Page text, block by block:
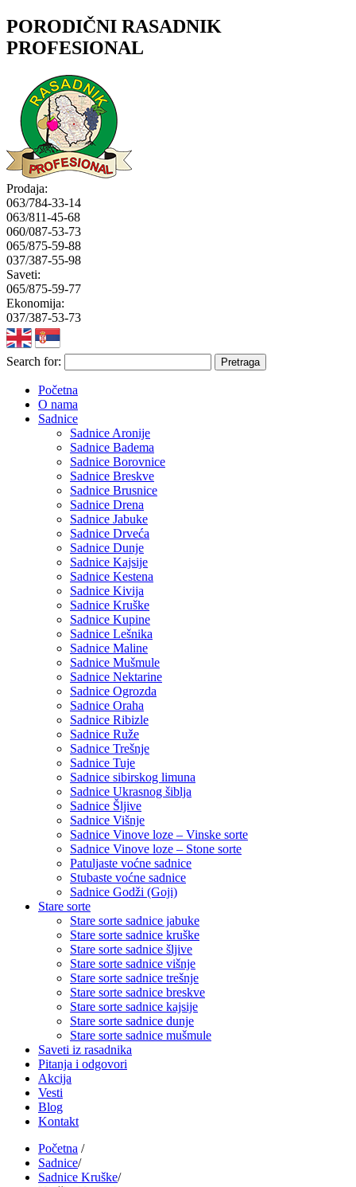
PORODIČNI RASADNIK
PROFESIONAL
Prodaja:
063/784-33-14
063/811-45-68
060/087-53-73
065/875-59-88
037/387-55-98
Saveti:
065/875-59-77
Ekonomija:
037/387-53-73
Search for:
Početna
O nama
Sadnice
Sadnice Aronije
Sadnice Badema
Sadnice Borovnice
Sadnice Breskve
Sadnice Brusnice
Sadnice Drena
Sadnice Jabuke
Sadnice Drveća
Sadnice Dunje
Sadnice Kajsije
Sadnice Kestena
Sadnice Kivija
Sadnice Kruške
Sadnice Kupine
Sadnice Lešnika
Sadnice Maline
Sadnice Mušmule
Sadnice Nektarine
Sadnice Ogrozda
Sadnice Oraha
Sadnice Ribizle
Sadnice Ruže
Sadnice Trešnje
Sadnice Tuje
Sadnice sibirskog limuna
Sadnice Ukrasnog šiblja
Sadnice Šljive
Sadnice Višnje
Sadnice Vinove loze – Vinske sorte
Sadnice Vinove loze – Stone sorte
Patuljaste voćne sadnice
Stubaste voćne sadnice
Sadnice Godži (Goji)
Stare sorte
Stare sorte sadnice jabuke
Stare sorte sadnice kruške
Stare sorte sadnice šljive
Stare sorte sadnice višnje
Stare sorte sadnice trešnje
Stare sorte sadnice breskve
Stare sorte sadnice kajsije
Stare sorte sadnice dunje
Stare sorte sadnice mušmule
Saveti iz rasadnika
Pitanja i odgovori
Akcija
Vesti
Blog
Kontakt
Početna /
Sadnice/
Sadnice Kruške/